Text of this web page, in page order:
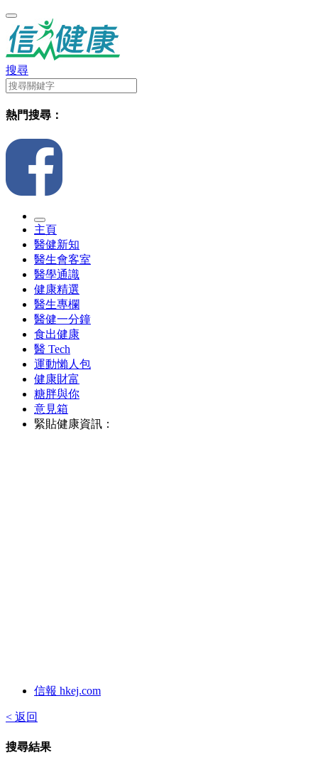
搜尋
熱門搜尋：
主頁
醫健新知
醫生會客室
醫學通識
健康精選
醫生專欄
醫健一分鐘
食出健康
醫 Tech
運動懶人包
健康財富
糖胖與你
意見箱
緊貼健康資訊：
信報 hkej.com
< 返回
搜尋結果